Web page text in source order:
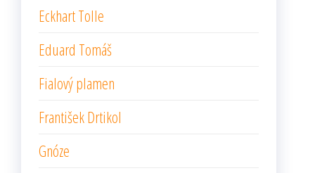
Eckhart Tolle
Eduard Tomáš
Fialový plamen
František Drtikol
Gnóze